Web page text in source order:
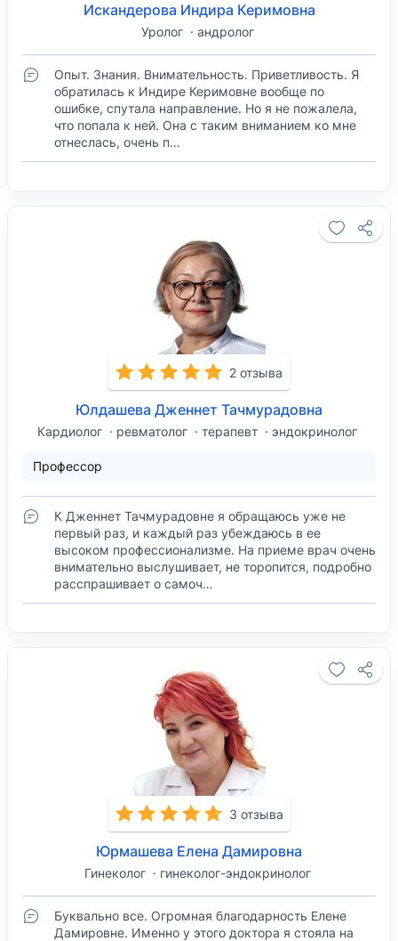
Искандерова Индира Керимовна
Уролог андролог
Опыт. Знания. Внимательность. Приветливость. Я
обратилась к Индире Керимовне вообще по
ошибке, спутала направление. Но я не пожалела,
что попала к ней. Она с таким вниманием ко мне
отнеслась, очень п…
2 отзыва
Юлдашева Дженнет Тачмурадовна
Кардиолог ревматолог терапевт эндокринолог
Профессор
К Дженнет Тачмурадовне я обращаюсь уже не
первый раз, и каждый раз убеждаюсь в ее
высоком профессионализме. На приеме врач очень
внимательно выслушивает, не торопится, подробно
расспрашивает о самоч…
3 отзыва
Юрмашева Елена Дамировна
Гинеколог гинеколог-эндокринолог
Буквально все. Огромная благодарность Елене
Дамировне. Именно у этого доктора я стояла на